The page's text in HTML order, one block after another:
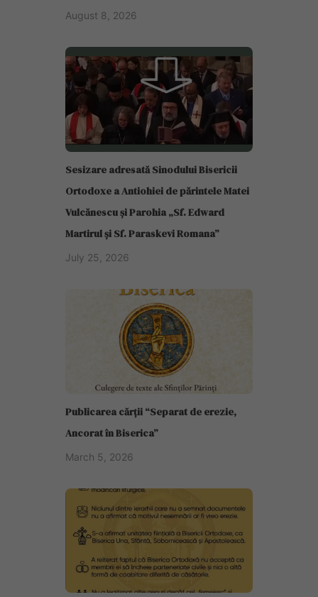
August 8, 2026
Sesizare adresată Sinodului Bisericii
Ortodoxe a Antiohiei de părintele Matei
Vulcănescu și Parohia „Sf. Edward
Martirul și Sf. Paraskevi Romana”
July 25, 2026
Publicarea cărții “Separat de erezie,
Ancorat în Biserica”
March 5, 2026